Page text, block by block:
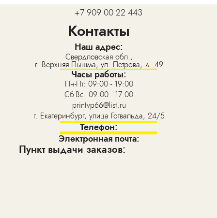
+7 909 00 22 443
Контакты
Наш адрес:
Свердловская обл.,
г. Верхняя Пышма, ул. Петрова, д. 49
Часы работы:
Пн-Пт: 09:00 - 19:00
Сб-Вс: 09:00 - 17:00
printvp66@list.ru
г. Екатеринбург, улица Готвальда, 24/5
Телефон:
Электронная почта:
Пункт выдачи заказов: